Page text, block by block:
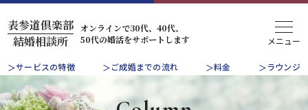
結婚相談所
表参道倶楽部
オンラインで30代、40代、
50代の婚活をサポートします
サービスの特徴 ご成婚までの流れ 料金 ラウンジ